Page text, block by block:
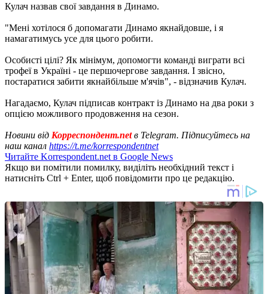
Кулач назвав свої завдання в Динамо.
"Мені хотілося б допомагати Динамо якнайдовше, і я
намагатимусь усе для цього робити.
Особисті цілі? Як мінімум, допомогти команді виграти всі
трофеї в Україні - це першочергове завдання. І звісно,
постаратися забити якнайбільше м'ячів", - відзначив Кулач.
Нагадаємо, Кулач підписав контракт із Динамо на два роки з
опцією можливого продовження на сезон.
Новини від Корреспондент.netв Telegram. Підписуйтесь на
наш канал https://t.me/korrespondentnet
Читайте Korrespondent.net в Google News
Якщо ви помітили помилку, виділіть необхідний текст і
натисніть Ctrl + Enter, щоб повідомити про це редакцію.